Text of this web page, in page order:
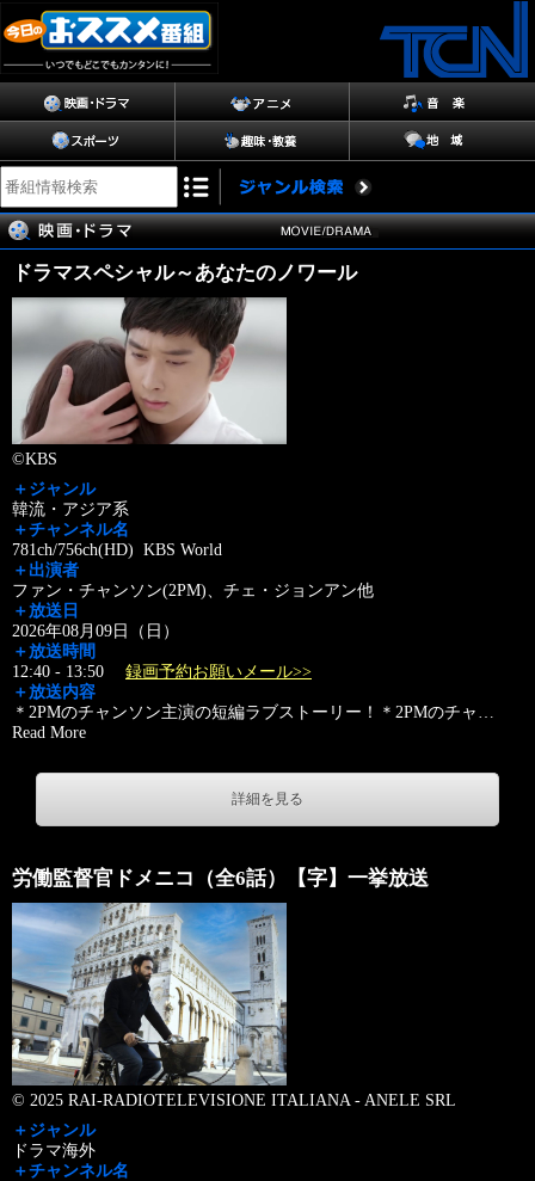
ドラマスペシャル～あなたのノワール
©KBS
＋ジャンル
韓流・アジア系
＋チャンネル名
781ch/756ch(HD) KBS World
＋出演者
ファン・チャンソン(2PM)、チェ・ジョンアン他
＋放送日
2026年08月09日（日）
＋放送時間
12:40 - 13:50 録画予約お願いメール>>
＋放送内容
＊2PMのチャンソン主演の短編ラブストーリー！＊2PMのチャ …
Read More
詳細を見る
労働監督官ドメニコ（全6話）【字】一挙放送
© 2025 RAI-RADIOTELEVISIONE ITALIANA - ANELE SRL
＋ジャンル
ドラマ海外
＋チャンネル名